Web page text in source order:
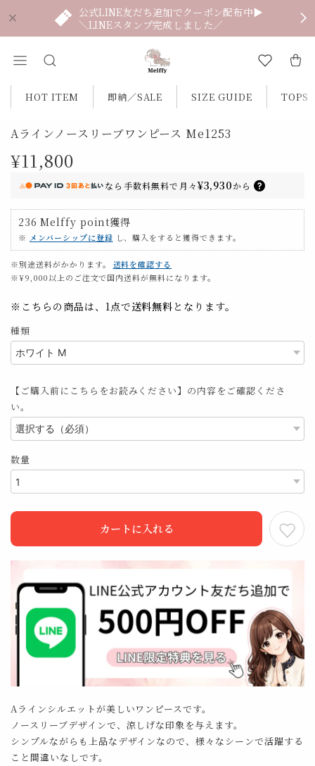
公式LINE友だち追加でクーポン配布中▶
＼LINEスタンプ完成しました／
HOT ITEM 即納／SALE SIZE GUIDE TOPS
Aラインノースリーブワンピース Me1253
¥11,800
なら 手数料無料で 月々¥3,930から
236 Melffy point獲得
※ メンバーシップに登録 し、購入をすると獲得できます。
※別途送料がかかります。
送料を確認する
※¥9,000以上のご注文で国内送料が無料になります。
※こちらの商品は、1点で送料無料 となります。
種類
【ご購入前にこちらをお読みください】の内容をご確認くださ
い。
数量
カートに入れる
Aラインシルエットが美しいワンピースです。
ノースリーブデザインで、涼しげな印象を与えます。
シンプルながらも上品なデザインなので、様々なシーンで活躍する
こと間違いなしです。